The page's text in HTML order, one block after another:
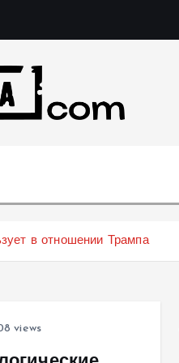
в отношении Трампа
views